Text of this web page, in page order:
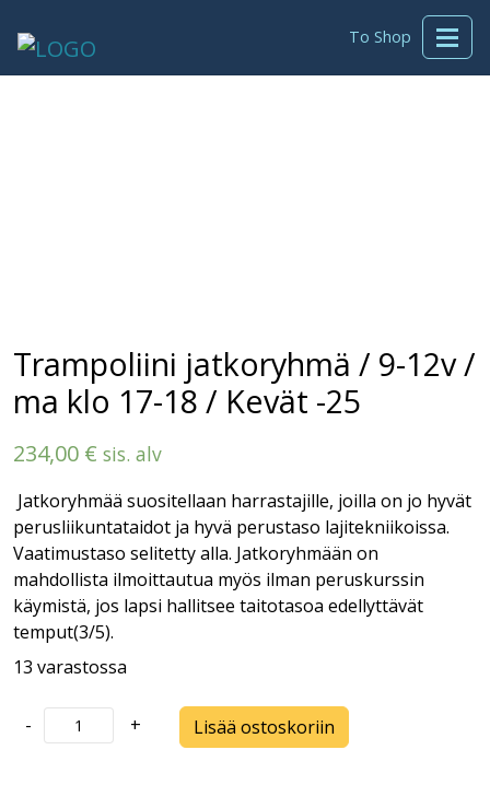
To Shop
Trampoliini jatkoryhmä / 9-12v /
ma klo 17-18 / Kevät -25
234,00 € sis. alv
Jatkoryhmää suositellaan harrastajille, joilla on jo hyvät
perusliikuntataidot ja hyvä perustaso lajitekniikoissa.
Vaatimustaso selitetty alla. Jatkoryhmään on
mahdollista ilmoittautua myös ilman peruskurssin
käymistä, jos lapsi hallitsee taitotasoa edellyttävät
temput(3/5).
13 varastossa
-
Trampoliini
jatkoryhmä
+ Lisää ostoskoriin